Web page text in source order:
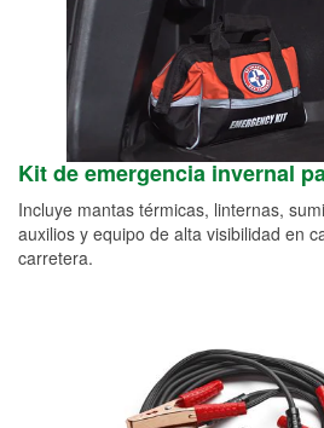
Kit de emergencia invernal
Incluye mantas térmicas, linternas,
auxilios y equipo de alta visibilidad en
carretera.